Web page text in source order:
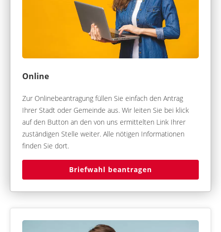
Online
Zur Onlinebeantragung füllen Sie einfach den Antrag
Ihrer Stadt oder Gemeinde aus. Wir leiten Sie bei klick
auf den Button an den von uns ermittelten Link Ihrer
zuständigen Stelle weiter. Alle nötigen Informationen
finden Sie dort.
Briefwahl beantragen